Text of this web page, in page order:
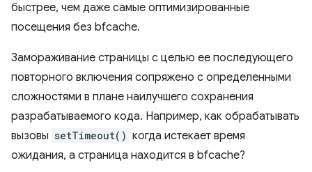
быстрее, чем даже самые оптимизированные
посещения без bfcache.
Замораживание страницы с целью ее последующего
повторного включения сопряжено с определенными
сложностями в плане наилучшего сохранения
разрабатываемого кода. Например, как обрабатывать
вызовы setTimeout() когда истекает время
ожидания, а страница находится в bfcache?